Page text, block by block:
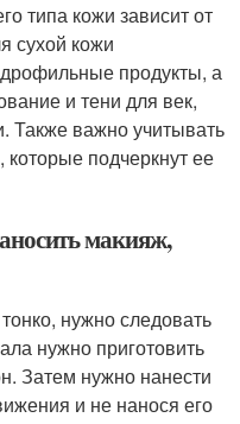
типа кожи зависит от
сухой кожи
продукты, а
и тени для век,
Также важно учитывать
подчеркнут ее
макияж,
нужно следовать
нужно приготовить
Затем нужно нанести
и не нанося его